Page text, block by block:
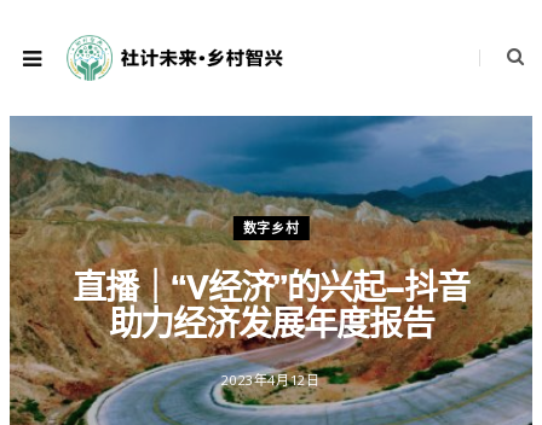
数字乡村
直播｜“V经济”的兴起–抖音
助力经济发展年度报告
2023年4月12日